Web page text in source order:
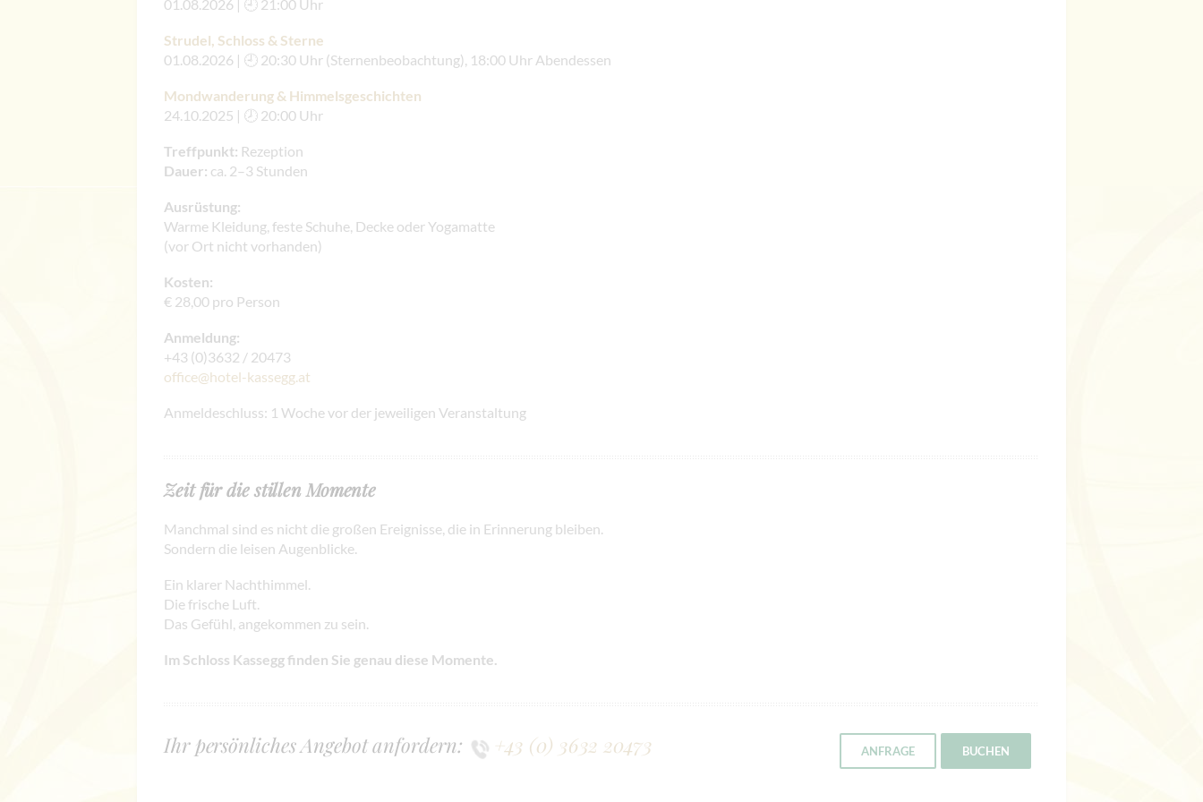
01.08.2026 | 🕘 21:00 Uhr
Strudel, Schloss & Sterne
01.08.2026 | 🕘 20:30 Uhr (Sternenbeobachtung), 18:00 Uhr Abendessen
Mondwanderung & Himmelsgeschichten
24.10.2025 | 🕗 20:00 Uhr
Treffpunkt: Rezeption
Dauer: ca. 2–3 Stunden
Ausrüstung:
Warme Kleidung, feste Schuhe, Decke oder Yogamatte
(vor Ort nicht vorhanden)
Kosten:
€ 28,00 pro Person
Anmeldung:
+43 (0)3632 / 20473
office@hotel-kassegg.at
Anmeldeschluss: 1 Woche vor der jeweiligen Veranstaltung
Zeit für die stillen Momente
Manchmal sind es nicht die großen Ereignisse, die in Erinnerung bleiben.
Sondern die leisen Augenblicke.
Ein klarer Nachthimmel.
Die frische Luft.
Das Gefühl, angekommen zu sein.
Im Schloss Kassegg finden Sie genau diese Momente.
Ihr persönliches Angebot anfordern: +43 (0) 3632 20473 ANFRAGE BUCHEN